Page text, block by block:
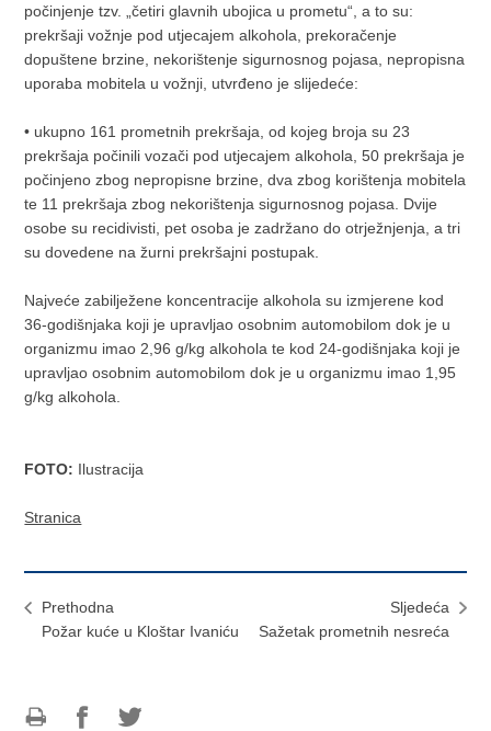
počinjenje tzv. „četiri glavnih ubojica u prometu“, a to su:
prekršaji vožnje pod utjecajem alkohola, prekoračenje
dopuštene brzine, nekorištenje sigurnosnog pojasa, nepropisna
uporaba mobitela u vožnji, utvrđeno je slijedeće:
• ukupno 161 prometnih prekršaja, od kojeg broja su 23
prekršaja počinili vozači pod utjecajem alkohola, 50 prekršaja je
počinjeno zbog nepropisne brzine, dva zbog korištenja mobitela
te 11 prekršaja zbog nekorištenja sigurnosnog pojasa. Dvije
osobe su recidivisti, pet osoba je zadržano do otrježnjenja, a tri
su dovedene na žurni prekršajni postupak.
Najveće zabilježene koncentracije alkohola su izmjerene kod
36-godišnjaka koji je upravljao osobnim automobilom dok je u
organizmu imao 2,96 g/kg alkohola te kod 24-godišnjaka koji je
upravljao osobnim automobilom dok je u organizmu imao 1,95
g/kg alkohola.
FOTO: Ilustracija
Stranica
Prethodna
Požar kuće u Kloštar Ivaniću
Sljedeća
Sažetak prometnih nesreća